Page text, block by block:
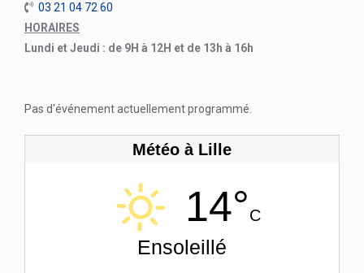
03 21 04 72 60
HORAIRES
Lundi et Jeudi : de 9H à 12H et de 13h à 16h
Pas d'événement actuellement programmé.
Météo à Lille
14°C
Ensoleillé